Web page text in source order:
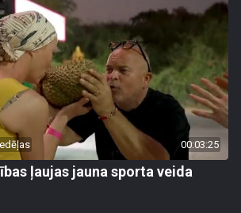
00:03:25
ļaujas jauna sporta veida